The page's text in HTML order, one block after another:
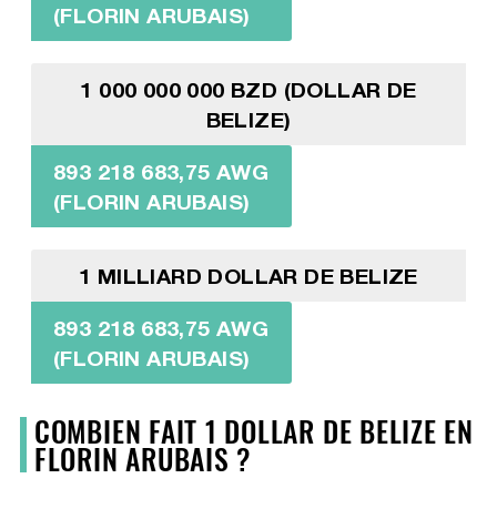
(FLORIN ARUBAIS)
1 000 000 000 BZD (DOLLAR DE
BELIZE)
893 218 683,75 AWG
(FLORIN ARUBAIS)
1 MILLIARD DOLLAR DE BELIZE
893 218 683,75 AWG
(FLORIN ARUBAIS)
COMBIEN FAIT 1 DOLLAR DE BELIZE EN
FLORIN ARUBAIS ?